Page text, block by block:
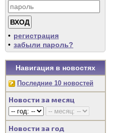
• регистрация
• забыли пароль?
Навигация в новостях
Последние 10 новостей
Новости за месяц
Новости за год